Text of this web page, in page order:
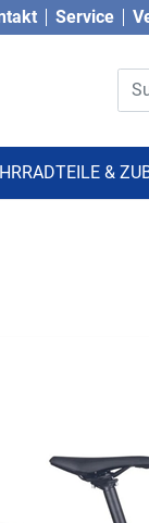
Service
&